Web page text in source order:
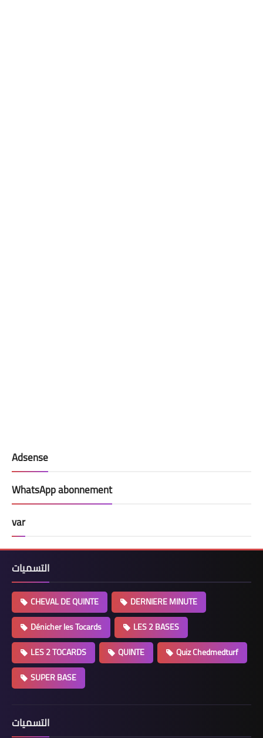
Adsense
WhatsApp abonnement
var
التسميات
CHEVAL DE QUINTE
DERNIERE MINUTE
Dénicher les Tocards
LES 2 BASES
LES 2 TOCARDS
QUINTE
Quiz Chedmedturf
SUPER BASE
التسميات